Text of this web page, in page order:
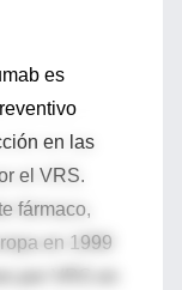
es
en las
el VRS.
fármaco,
en 1999